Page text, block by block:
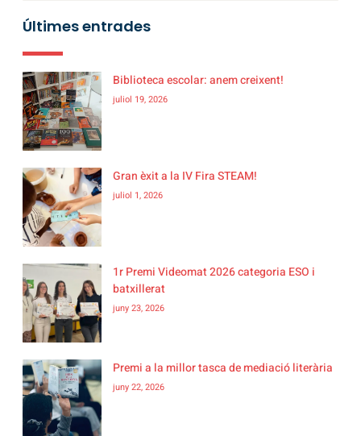
Últimes entrades
Biblioteca escolar: anem creixent!
juliol 19, 2026
Gran èxit a la IV Fira STEAM!
juliol 1, 2026
1r Premi Videomat 2026 categoria ESO i
batxillerat
juny 23, 2026
Premi a la millor tasca de mediació literària
juny 22, 2026